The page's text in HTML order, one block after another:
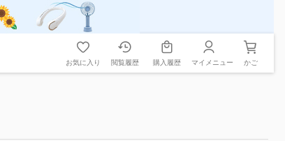
お気に入り 閲覧履歴 購入履歴 マイメニュー かご